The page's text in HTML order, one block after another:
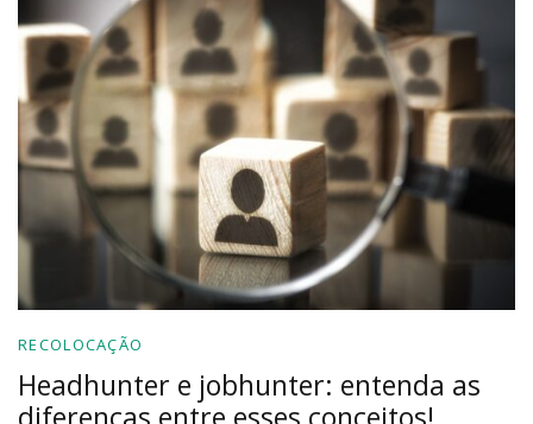
RECOLOCAÇÃO
Headhunter e jobhunter: entenda as